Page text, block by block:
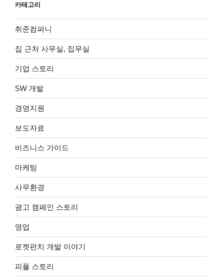
카테고리
취준컴퍼니
집 근처 사무실, 집무실
기업 스토리
SW 개발
경영지원
보도자료
비즈니스 가이드
마케팅
사무환경
광고 캠페인 스토리
영업
로켓펀치 개발 이야기
피플 스토리